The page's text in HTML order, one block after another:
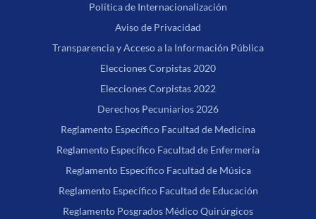
Política de Internacionalización
Aviso de Privacidad
Transparencia y Acceso a la Información Pública
Elecciones Corpistas 2020
Elecciones Corpistas 2022
Derechos Pecuniarios 2026
Reglamento Específico Facultad de Medicina
Reglamento Específico Facultad de Enfermería
Reglamento Específico Facultad de Música
Reglamento Específico Facultad de Educación
Reglamento Posgrados Médico Quirúrgicos